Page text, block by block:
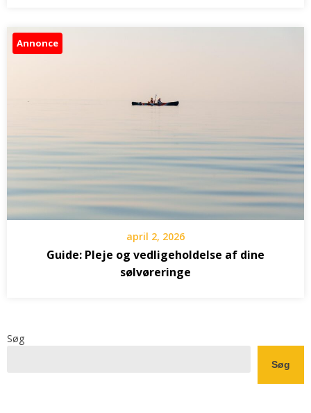
Annonce
april 2, 2026
Guide: Pleje og vedligeholdelse af dine
sølvøreringe
Søg
Søg